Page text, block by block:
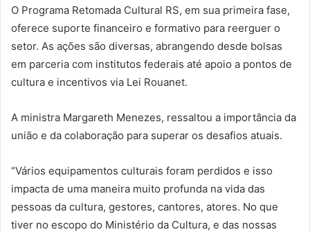
O Programa Retomada Cultural RS, em sua primeira fase,
oferece suporte financeiro e formativo para reerguer o
setor. As ações são diversas, abrangendo desde bolsas
em parceria com institutos federais até apoio a pontos de
cultura e incentivos via Lei Rouanet.
A ministra Margareth Menezes, ressaltou a importância da
união e da colaboração para superar os desafios atuais.
“Vários equipamentos culturais foram perdidos e isso
impacta de uma maneira muito profunda na vida das
pessoas da cultura, gestores, cantores, atores. No que
tiver no escopo do Ministério da Cultura, e das nossas